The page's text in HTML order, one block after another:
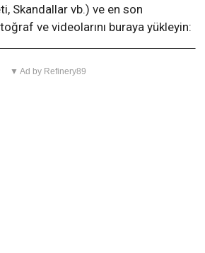
Skandallar vb.) ve en son
ve videolarını buraya yükleyin:
▼ Ad by Refinery89